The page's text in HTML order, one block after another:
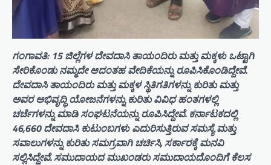
ಗಂಗಾವತಿ: 15 ಜಿಲ್ಲೆಗಳ ದೇವದಾಸಿ ತಾಯಂದಿರು ಮತ್ತು ಮಕ್ಕಳು ಒಟ್ಟಾಗಿ
ಸೇರಿಕೊಂಡು ನಮ್ಮದೇ ಆದಂತಹ ವೇದಿಕೆಯನ್ನು ರೂಪಿಸಿಕೊಂಡಿದ್ದೇವೆ.
ದೇವದಾಸಿ ತಾಯಂದಿರು ಮತ್ತು ಮಕ್ಕಳ ಸ್ಥಿತಿಗತಿಗಳನ್ನು ಕುರಿತು ಮತ್ತು
ಅವರ ಅಭಿವೃದ್ಧಿ ಯೋಜನೆಗಳನ್ನು ಕುರಿತು ವಿವಿಧ ಹಂತಗಳಲ್ಲಿ
ಚರ್ಚೆಗಳನ್ನು ಮಾಡಿ ಸಂಘಟನೆಯನ್ನು ರೂಪಿಸಿದ್ದೇವೆ. ಕರ್ನಾಟಕದಲ್ಲಿ
46,660 ದೇವದಾಸಿ ಕುಟುಂಬಗಳು ಎದುರಿಸುತ್ತಿರುವ ಸಮಸ್ಯೆ ಮತ್ತು
ಸವಾಲುಗಳನ್ನು ಕುರಿತು ಸಮಗ್ರವಾಗಿ ಚರ್ಚಿಸಿ, ಸರ್ಕಾರಕ್ಕೆ ಮನವಿ
ಸಲ್ಲಿಸಿದ್ದೇವೆ. ಸಮುದಾಯದ ಮುಖಂಡರು ಸಮುದಾಯದೊಂದಿಗೆ ಕೆಲಸ